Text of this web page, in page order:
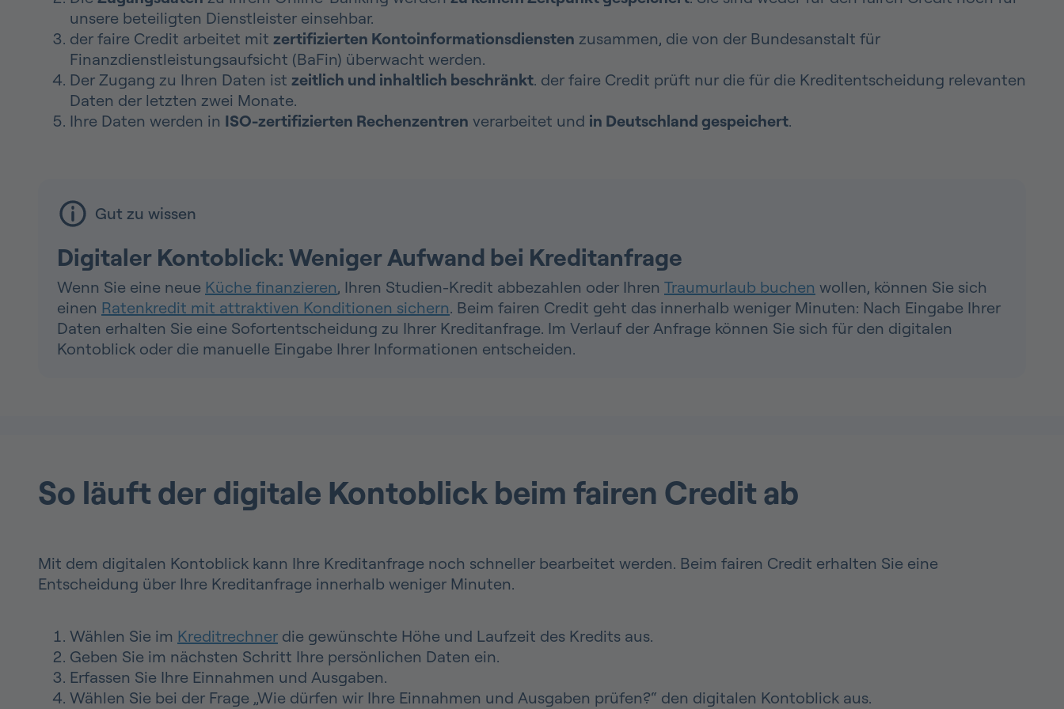
unsere beteiligten Dienstleister einsehbar​.
der faire Credit arbeitet mit zertifizierten Kontoinformationsdiensten zusammen, die von der Bundesanstalt für
Finanzdienstleistungsaufsicht (BaFin) überwacht werden.
Der Zugang zu Ihren Daten ist zeitlich und inhaltlich beschränkt. der faire Credit prüft nur die für die Kreditentscheidung relevanten
Daten der letzten zwei Monate.
Ihre Daten werden in ISO-zertifizierten Rechenzentren verarbeitet und in Deutschland gespeichert.
Gut zu wissen
Digitaler Kontoblick: Weniger Aufwand bei Kreditanfrage
Wenn Sie eine neue Küche finanzieren, Ihren Studien-Kredit abbezahlen oder Ihren Traumurlaub buchen wollen, können Sie sich
einen Ratenkredit mit attraktiven Konditionen sichern. Beim fairen Credit geht das innerhalb weniger Minuten: Nach Eingabe Ihrer
Daten erhalten Sie eine Sofortentscheidung zu Ihrer Kreditanfrage. Im Verlauf der Anfrage können Sie sich für den digitalen
Kontoblick oder die manuelle Eingabe Ihrer Informationen entscheiden.
So läuft der digitale Kontoblick beim fairen Credit ab
Mit dem digitalen Kontoblick kann Ihre Kreditanfrage noch schneller bearbeitet werden. Beim fairen Credit erhalten Sie eine
Entscheidung über Ihre Kreditanfrage innerhalb weniger Minuten.
Wählen Sie im Kreditrechner die gewünschte Höhe und Laufzeit des Kredits aus.
Geben Sie im nächsten Schritt Ihre persönlichen Daten ein.
Erfassen Sie Ihre Einnahmen und Ausgaben.
Wählen Sie bei der Frage „Wie dürfen wir Ihre Einnahmen und Ausgaben prüfen?“ den digitalen Kontoblick aus.